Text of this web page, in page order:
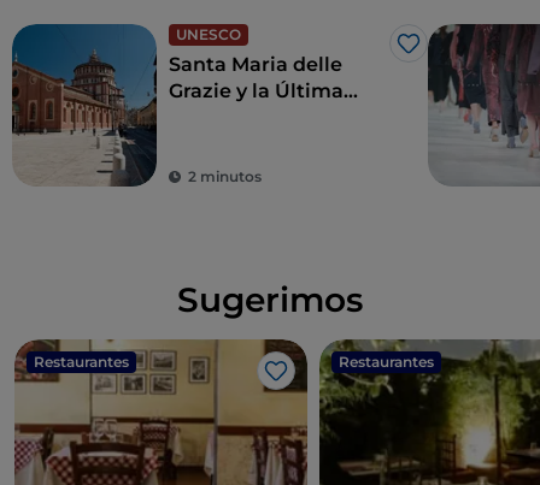
UNESCO
Me gusta
Santa Maria delle
Grazie y la Última
Renacimiento
2 minutos
Sugerimos
Restaurantes
Me gusta
Restaurantes